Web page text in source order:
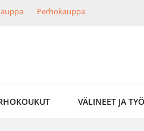
Perhokauppa
VÄLINEET JA